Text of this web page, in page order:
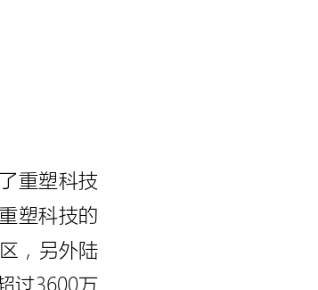
重塑科技
塑科技的
，另外陆
过3600万